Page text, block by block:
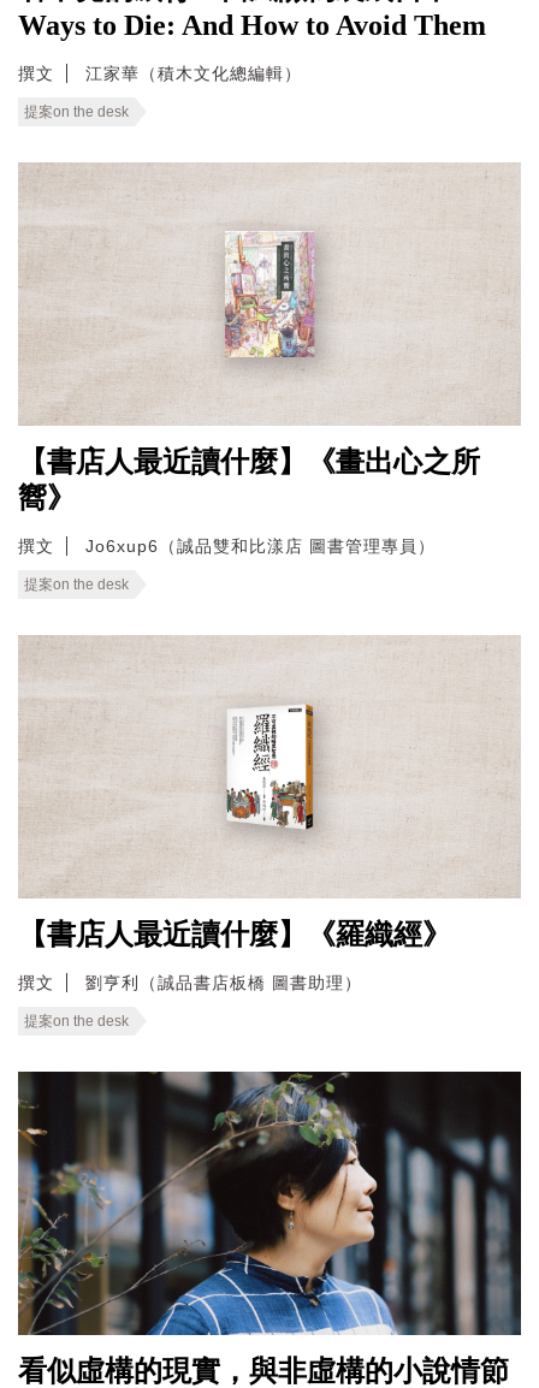
Ways to Die: And How to Avoid Them
撰文 江家華（積木文化總編輯）
提案on the desk
【書店人最近讀什麼】《畫出心之所
嚮》
撰文 Jo6xup6（誠品雙和比漾店 圖書管理專員）
提案on the desk
【書店人最近讀什麼】《羅織經》
撰文 劉亨利（誠品書店板橋 圖書助理）
提案on the desk
看似虛構的現實，與非虛構的小說情節